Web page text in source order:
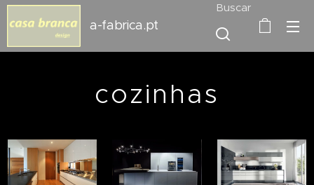
a-fabrica.pt
Buscar
cozinhas